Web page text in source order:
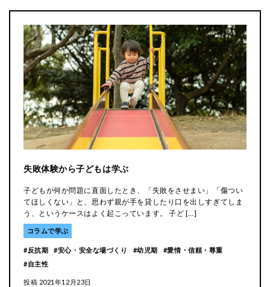
失敗体験から子どもは学ぶ
子どもが何か問題に直面したとき、「失敗をさせまい」「傷つい
てほしくない」と、思わず親が手を貸したり口を出しすぎてしま
う、というケースはよく起こっています。 子ど […]
コラムで学ぶ
反抗期 安心・安全な場づくり 幼児期
愛情・信頼・尊重
自主性
投稿 2021年12月23日
やる気を引き出す コーチングの声掛け
パパママ・コーチング誕生秘話 傾聴・質問・承認 反抗期 受験
安心・安全な場づくり 幼児期
思考力を伸ばす 愛情・信頼・尊重 癇癪 自主性 自立
親子コミュニケーション